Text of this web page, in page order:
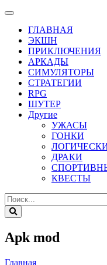
ГЛАВНАЯ
ЭКШН
ПРИКЛЮЧЕНИЯ
АРКАДЫ
СИМУЛЯТОРЫ
СТРАТЕГИИ
RPG
ШУТЕР
Другие
УЖАСЫ
ГОНКИ
ДРАКИ
КВЕСТЫ
Apk mod
Главная